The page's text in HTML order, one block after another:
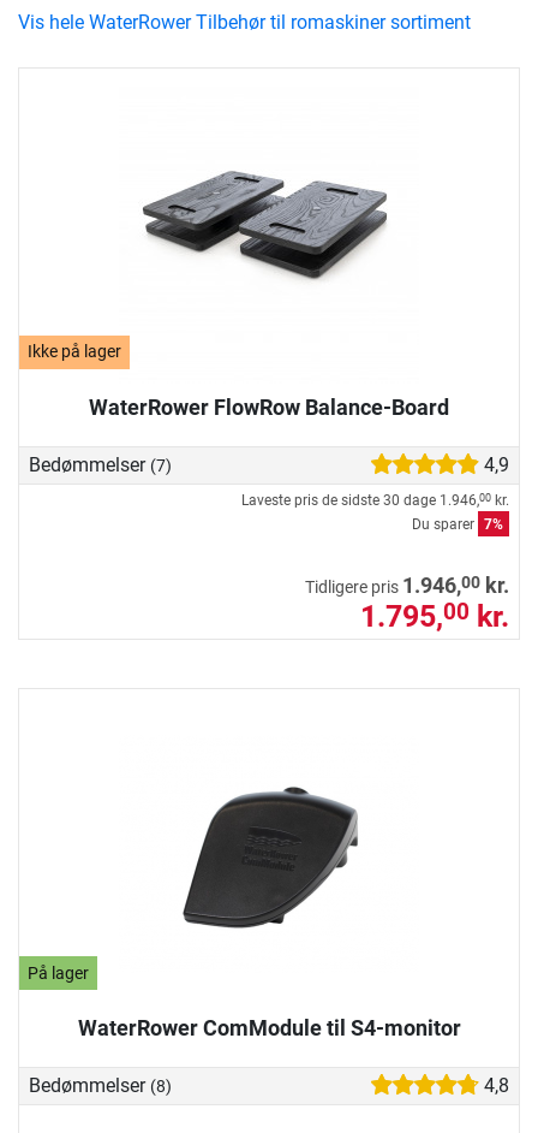
Ikke på lager
WaterRower FlowRow Balance-Board
Bedømmelser (7) 4,9
Laveste pris de sidste 30 dage 1.946,00 kr.
Du sparer 7%
Tidligere pris 1.946,00 kr.
1.795,00 kr.
På lager
WaterRower ComModule til S4-monitor
Bedømmelser (8) 4,8
Vis hele WaterRower Tilbehør til romaskiner sortiment